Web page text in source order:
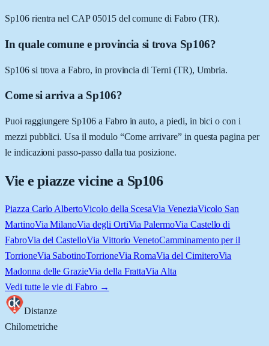
Sp106 rientra nel CAP 05015 del comune di Fabro (TR).
In quale comune e provincia si trova Sp106?
Sp106 si trova a Fabro, in provincia di Terni (TR), Umbria.
Come si arriva a Sp106?
Puoi raggiungere Sp106 a Fabro in auto, a piedi, in bici o con i
mezzi pubblici. Usa il modulo “Come arrivare” in questa pagina per
le indicazioni passo-passo dalla tua posizione.
Vie e piazze vicine a Sp106
Piazza Carlo AlbertoVicolo della ScesaVia VeneziaVicolo San
MartinoVia MilanoVia degli OrtiVia PalermoVia Castello di
FabroVia del CastelloVia Vittorio VenetoCamminamento per il
TorrioneVia SabotinoTorrioneVia RomaVia del CimiteroVia
Madonna delle GrazieVia della FrattaVia Alta
Vedi tutte le vie di Fabro→
Distanze
Chilometriche